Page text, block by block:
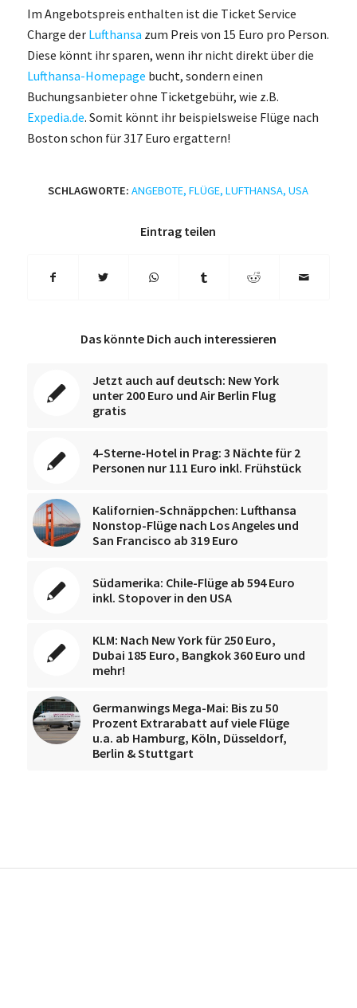
Im Angebotspreis enthalten ist die Ticket Service
Charge der Lufthansa zum Preis von 15 Euro pro Person.
Diese könnt ihr sparen, wenn ihr nicht direkt über die
Lufthansa-Homepage bucht, sondern einen
Buchungsanbieter ohne Ticketgebühr, wie z.B.
Expedia.de. Somit könnt ihr beispielsweise Flüge nach
Boston schon für 317 Euro ergattern!
SCHLAGWORTE: ANGEBOTE,FLÜGE,LUFTHANSA,USA
Eintrag teilen
Das könnte Dich auch interessieren
Jetzt auch auf deutsch: New York
unter 200 Euro und Air Berlin Flug
gratis
4-Sterne-Hotel in Prag: 3 Nächte für 2
Personen nur 111 Euro inkl. Frühstück
Kalifornien-Schnäppchen: Lufthansa
Nonstop-Flüge nach Los Angeles und
San Francisco ab 319 Euro
Südamerika: Chile-Flüge ab 594 Euro
inkl. Stopover in den USA
KLM: Nach New York für 250 Euro,
Dubai 185 Euro, Bangkok 360 Euro und
mehr!
Germanwings Mega-Mai: Bis zu 50
Prozent Extrarabatt auf viele Flüge
u.a. ab Hamburg, Köln, Düsseldorf,
Berlin & Stuttgart